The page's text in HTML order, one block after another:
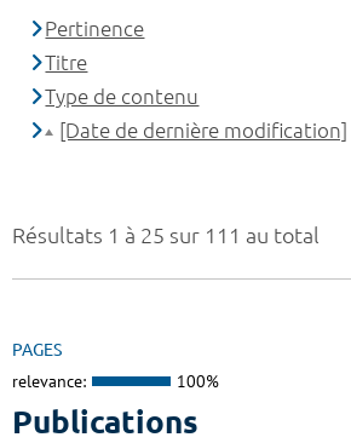
Résultats 1 à 25 sur 111 au total
PAGES
relevance: 100%
Publications
Pertinence
Titre
Type de contenu
[Date de dernière modification]